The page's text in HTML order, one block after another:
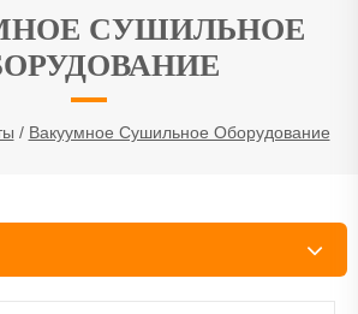
СУШИЛЬНОЕ
/ Вакуумное Сушильное Оборудование